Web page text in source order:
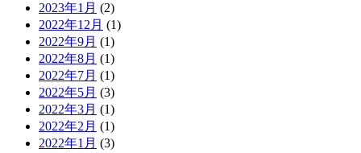
2023年1月 (2)
2022年12月 (1)
2022年9月 (1)
2022年8月 (1)
2022年7月 (1)
2022年5月 (3)
2022年3月 (1)
2022年2月 (1)
2022年1月 (3)